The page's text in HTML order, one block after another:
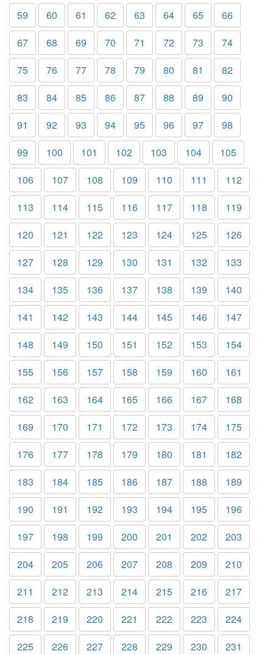
59
60 61 62 63 64 65
66
67
68 69 70 71 72 73
74
75
76 77 78 79 80 81
82
83
84 85 86 87 88 89
90
91
92 93 94 95 96 97
98
99
100 101 102 103 104
105
106
107 108 109 110 111
112
113
114 115 116 117 118
119
120
121 122 123 124 125
126
127
128 129 130 131 132
133
134
135 136 137 138 139
140
141
142 143 144 145 146
147
148
149 150 151 152 153
154
155
156 157 158 159 160
161
162
163 164 165 166 167
168
169
170 171 172 173 174
175
176
177 178 179 180 181
182
183
184 185 186 187 188
189
190
191 192 193 194 195
196
197
198 199 200 201 202
203
204
205 206 207 208 209
210
211
212 213 214 215 216
217
218
219 220 221 222 223
224
225
226 227 228 229 230
231